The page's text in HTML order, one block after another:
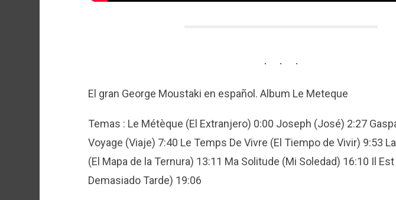
El gran George Moustaki en español. Album Le Meteque
Temas : Le Métèque (El Extranjero) 0:00 Joseph (José) 2:27
Voyage (Viaje) 7:40 Le Temps De Vivre (El Tiempo de Vivir) 9:53
(El Mapa de la Ternura) 13:11 Ma Solitude (Mi Soledad) 16:10 Il
Demasiado Tarde) 19:06